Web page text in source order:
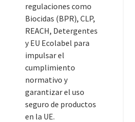
regulaciones como
Biocidas (BPR), CLP,
REACH, Detergentes
y EU Ecolabel para
impulsar el
cumplimiento
normativo y
garantizar el uso
seguro de productos
en la UE.